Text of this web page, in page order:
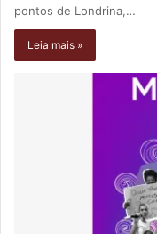
pontos de Londrina,…
Leia mais »